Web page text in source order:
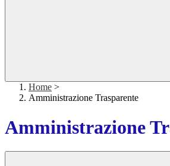
Home >
Amministrazione Trasparente
Amministrazione